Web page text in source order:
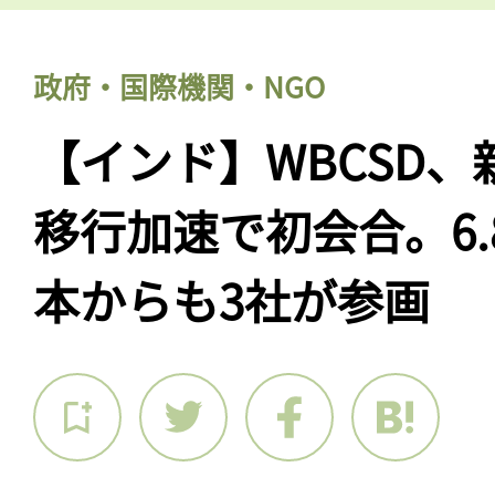
政府・国際機関・NGO
【インド】WBCSD
移行加速で初会合。
本からも3社が参画